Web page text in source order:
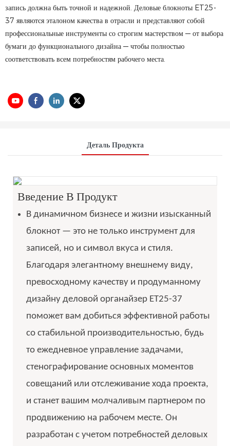
запись должна быть точной и надежной. Деловые блокноты ET25-
37 являются эталоном качества в отрасли и представляют собой
профессиональные инструменты со строгим мастерством — от выбора
бумаги до функционального дизайна — чтобы полностью
соответствовать всем потребностям рабочего места.
Деталь Продукта
Введение В Продукт
В динамичном бизнесе и жизни изысканный
блокнот — это не только инструмент для
записей, но и символ вкуса и стиля.
Благодаря элегантному внешнему виду,
превосходному качеству и продуманному
дизайну деловой органайзер ET25-37
поможет вам добиться эффективной работы
со стабильной производительностью, будь
то ежедневное управление задачами,
стенографирование основных моментов
совещаний или отслеживание хода проекта,
и станет вашим молчаливым партнером по
продвижению на рабочем месте. Он
разработан с учетом потребностей деловых